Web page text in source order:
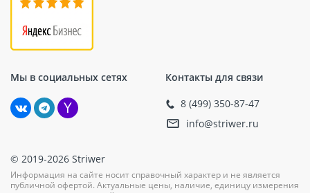
Мы в социальных сетях Контакты для связи
8 (499) 350-87-47
info@striwer.ru
© 2019-2026 Striwer
Информация на сайте носит справочный характер и не является
публичной офертой. Актуальные цены, наличие, единицу измерения